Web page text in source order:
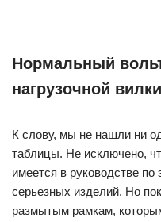
Нормальный
нагрузочной вилки
К слову, мы не нашли ни
таблицы. Не исключено,
имеется в руководстве
серьезных изделий. Но
размытым рамкам,